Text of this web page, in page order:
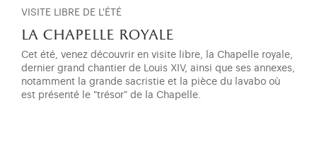
VISITE LIBRE DE L'ÉTÉ
la chapelle royale
Cet été, venez découvrir en visite libre, la Chapelle royale,
dernier grand chantier de Louis XIV, ainsi que ses annexes,
notamment la grande sacristie et la pièce du lavabo où
est présenté le "trésor" de la Chapelle.